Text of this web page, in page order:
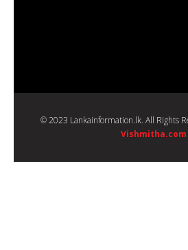
© 2023 Lankainformation.lk. All Rights
Vishmitha.com